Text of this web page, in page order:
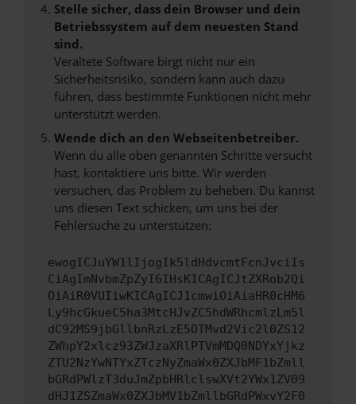
Stelle sicher, dass dein Browser und dein
Betriebssystem auf dem neuesten Stand
sind.
Veraltete Software birgt nicht nur ein
Sicherheitsrisiko, sondern kann auch dazu
führen, dass bestimmte Funktionen nicht mehr
unterstützt werden.
Wende dich an den Webseitenbetreiber.
Wenn du alle oben genannten Schritte versucht
hast, kontaktiere uns bitte. Wir werden
versuchen, das Problem zu beheben. Du kannst
uns diesen Text schicken, um uns bei der
Fehlersuche zu unterstützen:
ewogICJuYW1lIjogIk5ldHdvcmtFcnJvciIs
CiAgImNvbmZpZyI6IHsKICAgICJtZXRob2Qi
OiAiR0VUIiwKICAgICJ1cmwiOiAiaHR0cHM6
Ly9hcGkueC5ha3MtcHJvZC5hdWRhcmlzLm5l
dC92MS9jbGllbnRzLzE5OTMvd2Vic2l0ZS12
ZWhpY2xlcz93ZWJzaXRlPTVmMDQ0NDYxYjkz
ZTU2NzYwNTYxZTczNyZmaWx0ZXJbMF1bZmll
bGRdPWlzT3duJmZpbHRlclswXVt2YWx1ZV09
dHJ1ZSZmaWx0ZXJbMV1bZmllbGRdPWxvY2F0